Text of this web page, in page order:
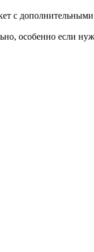
с
особенно если